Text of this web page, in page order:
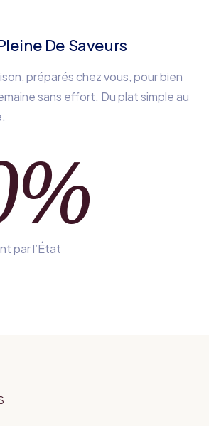
De Saveurs
préparés chez vous, pour bien
sans effort. Du plat simple au
%
par l’État